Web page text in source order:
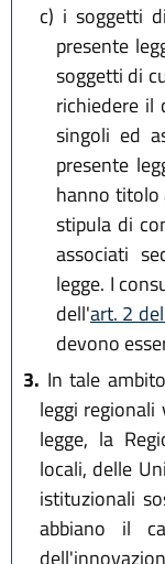
c) i soggetti
presente
soggetti di
richiedere il
singoli ed
presente
hanno titolo
stipula di
associati
legge. I
dell'art. 2
devono
3. In tale
leggi
legge, la
locali, delle
istituzionali
abbiano il